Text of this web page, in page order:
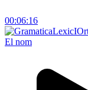
00:06:16
El nom